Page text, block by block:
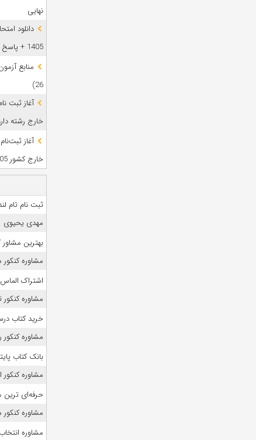
نهایی
دانلود
1405 + پاسخ
26)
آغاز ثبت
خارج رشته
آغاز
خارج کشور 1405
ثبت نام تام
مهدی یحیوی
بهترین مشاور
مشاوره کنکور
اشتراک
مشاوره کنکور
خرید کتاب
مشاوره
بانک کتاب
مشاوره کنکور
حرفه‌ای ترین
مشاوره کنکور
مشاوره